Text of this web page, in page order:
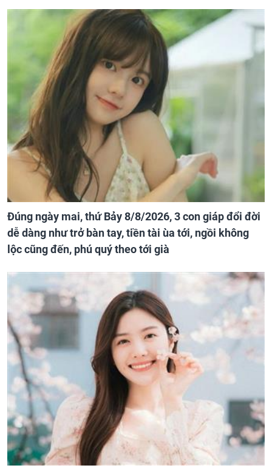
Đúng ngày mai, thứ Bảy 8/8/2026, 3 con giáp đổi đời
dễ dàng như trở bàn tay, tiền tài ùa tới, ngồi không
lộc cũng đến, phú quý theo tới già